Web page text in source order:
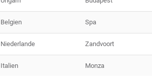
Belgien Spa
Niederlande Zandvoort
Italien Monza